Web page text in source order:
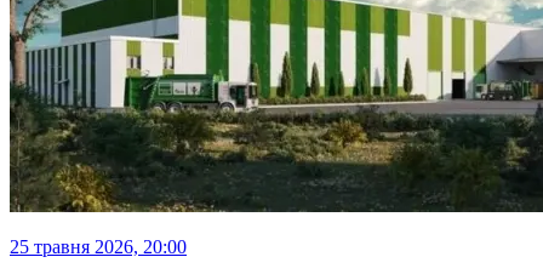
25 травня 2026, 20:00